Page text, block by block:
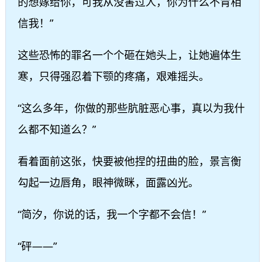
信我！”
这些恐怖的罪名一个个砸在她头上，让她遍体生
寒，只得强忍着下颚的疼痛，艰难摇头。
“这么多年，你做的那些肮脏恶心事，真以为我什
么都不知道么？”
看着面前这张，快要被他捏的扭曲的脸，景言衡
勾起一边唇角，眼神微眯，面露凶光。
“简汐，你说的话，我一个字都不会信！”
“砰——”